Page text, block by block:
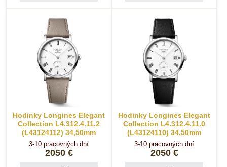
Hodinky Longines Elegant
Collection L4.312.4.11.2
(L43124112) 34,50mm
3-10 pracovných dní
2050 €
Hodinky Longines Elegant
Collection L4.312.4.11.0
(L43124110) 34,50mm
3-10 pracovných dní
2050 €